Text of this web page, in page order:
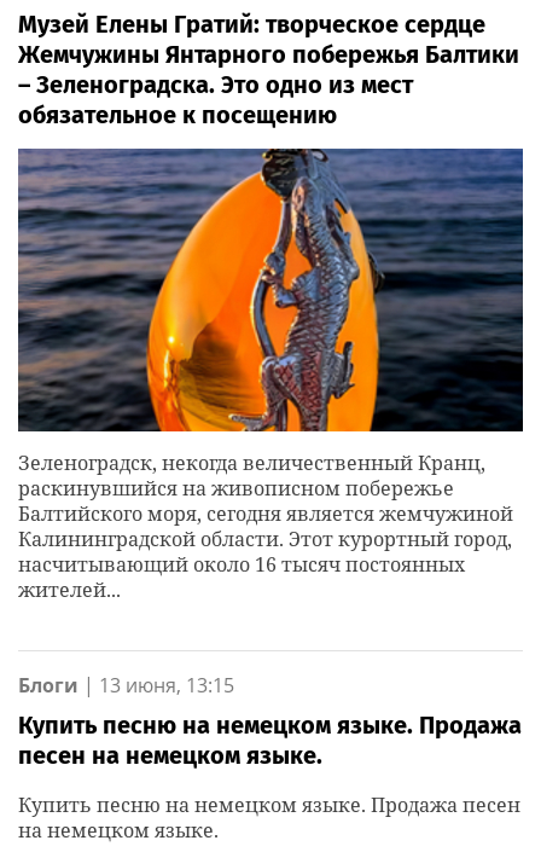
Музей Елены Гратий: творческое сердце
Жемчужины Янтарного побережья Балтики
– Зеленоградска. Это одно из мест
обязательное к посещению
Зеленоградск, некогда величественный Кранц,
раскинувшийся на живописном побережье
Балтийского моря, сегодня является жемчужиной
Калининградской области. Этот курортный город,
насчитывающий около 16 тысяч постоянных
жителей...
Блоги | 13 июня, 13:15
Купить песню на немецком языке. Продажа
песен на немецком языке.
Купить песню на немецком языке. Продажа песен
на немецком языке.